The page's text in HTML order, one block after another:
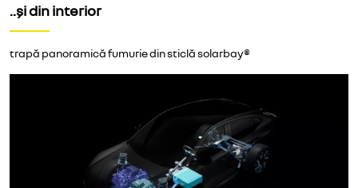
..și din interior
trapă panoramică fumurie din sticlă solarbay®